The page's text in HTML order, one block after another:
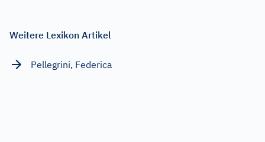
Weitere Lexikon Artikel
Pellegrini, Federica